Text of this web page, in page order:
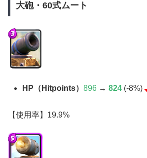
大砲・60式ムート
HP（Hitpoints）896 →824 (-8%)
【使用率】19.9%